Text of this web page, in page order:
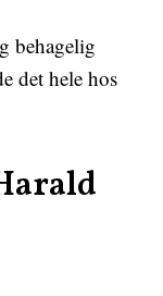
behagelig
det hele hos